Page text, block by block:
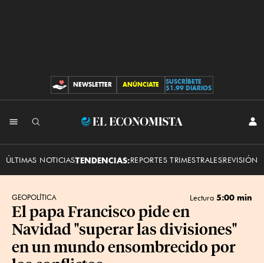
CONTRIBUCIONES
NEWSLETTER ANÚNCIATE
SUSCRÍBETE
$1.99 DIARIOS
El
ÚLTIMAS NOTICIASTENDENCIAS:REPORTES TRIMESTRALESREVISIÓN
GEOPOLÍTICA Lectura 5:00 min
El papa Francisco pide en
Navidad "superar las divisiones"
en un mundo ensombrecido por